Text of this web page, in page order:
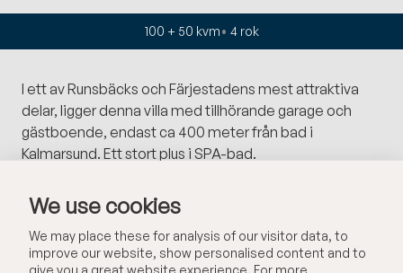
We use cookies
We may place these for analysis of our visitor data, to
improve our website, show personalised content and to
give you a great website experience. For more
100 + 50 kvm 4 rok
I ett av Runsbäcks och Färjestadens mest attraktiva
delar, ligger denna villa med tillhörande garage och
gästboende, endast ca 400 meter från bad i
Kalmarsund. Ett stort plus i SPA-bad.
Villan i ett plan med stor vinterträdgård, erbjuder ett
modernt boende med stort vardagsrum med öppen
spis och insats, rejält kombinerat badrum och
tvättstuga med stort dubbelbadkar samt dusch. Ett